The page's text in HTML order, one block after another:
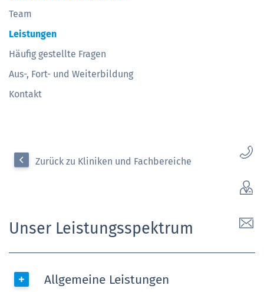
Team
Leistungen
Häufig gestellte Fragen
Aus-, Fort- und Weiterbildung
Kontakt
Zurück zu Kliniken und Fachbereiche
Unser Leistungsspektrum
Allgemeine Leistungen